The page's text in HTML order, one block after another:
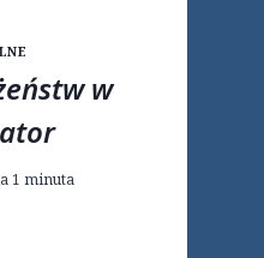
w
1 minuta